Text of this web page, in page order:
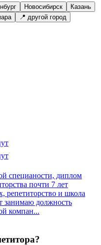
Новосибирск
Казань
📍 другой город
специаности, диплом
почти 7 лет
репетиторство и школа
занимаю должность
компан...